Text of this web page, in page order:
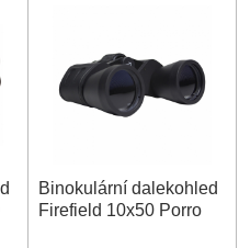
Binokulární dalekohled
Firefield 10x50 Porro